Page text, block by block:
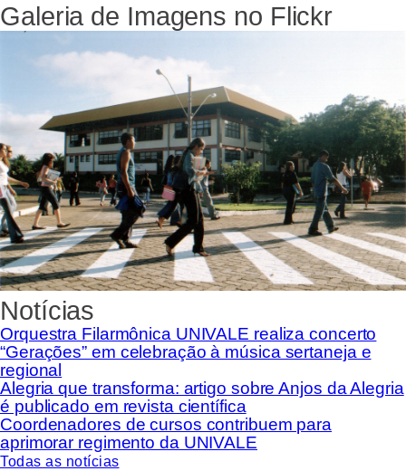
Galeria de Imagens no Flickr
Notícias
Orquestra Filarmônica UNIVALE realiza concerto
“Gerações” em celebração à música sertaneja e
regional
Alegria que transforma: artigo sobre Anjos da Alegria
é publicado em revista científica
Coordenadores de cursos contribuem para
aprimorar regimento da UNIVALE
Todas as notícias